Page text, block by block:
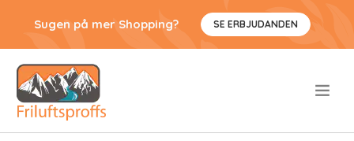
Sugen på mer Shopping? SE ERBJUDANDEN